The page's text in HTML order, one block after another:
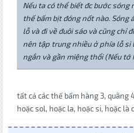
Nếu ta có thể biết đc bước
thế bấm bịt đóng nốt nào. Sóng
lỗ và đi về đuôi sáo và cũng chỉ
nên tập trung nhiều ở phía lỗ si
ngắn và gần miệng thổi (Nếu tớ
tất cả các thế bấm hàng 3, quãng
hoặc sol, hoặc la, hoặc si, hoặc là